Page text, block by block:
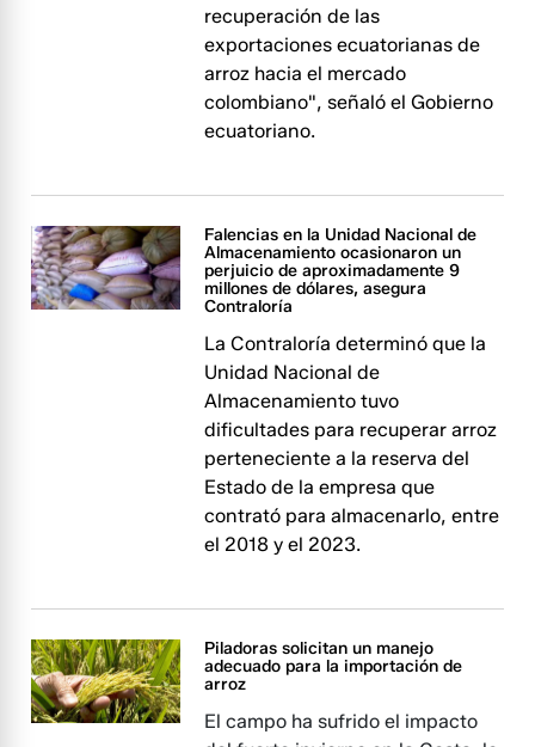
recuperación de las
exportaciones ecuatorianas de
arroz hacia el mercado
colombiano", señaló el Gobierno
ecuatoriano.
Falencias en la Unidad Nacional de
Almacenamiento ocasionaron un
perjuicio de aproximadamente 9
millones de dólares, asegura
Contraloría
La Contraloría determinó que la
Unidad Nacional de
Almacenamiento tuvo
dificultades para recuperar arroz
perteneciente a la reserva del
Estado de la empresa que
contrató para almacenarlo, entre
el 2018 y el 2023.
Piladoras solicitan un manejo
adecuado para la importación de
arroz
El campo ha sufrido el impacto